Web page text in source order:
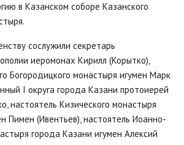
в Казанском соборе Казанского
сослужили секретарь
иеромонах Кирилл (Корытко),
Богородицкого монастыря игумен Марк
I округа города Казани протоиерей
настоятель Кизического монастыря
Пимен (Ивентьев), настоятель Иоанно-
города Казани игумен Алексий